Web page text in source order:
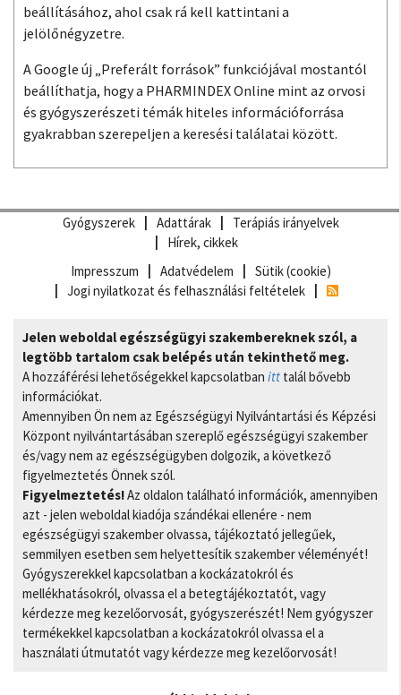
beállításához, ahol csak rá kell kattintani a
jelölőnégyzetre.
A Google új „Preferált források” funkciójával mostantól
beállíthatja, hogy a PHARMINDEX Online mint az orvosi
és gyógyszerészeti témák hiteles információforrása
gyakrabban szerepeljen a keresési találatai között.
Gyógyszerek Adattárak
Terápiás irányelvek
Hírek, cikkek
Impresszum
Adatvédelem
Sütik (cookie)
Jogi nyilatkozat és felhasználási feltételek
Jelen weboldal egészségügyi szakembereknek szól, a
legtöbb tartalom csak belépés után tekinthető meg.
A hozzáférési lehetőségekkel kapcsolatban itt talál bővebb
információkat.
Amennyiben Ön nem az Egészségügyi Nyilvántartási és Képzési
Központ nyilvántartásában szereplő egészségügyi szakember
és/vagy nem az egészségügyben dolgozik, a következő
figyelmeztetés Önnek szól.
Figyelmeztetés!Az oldalon található információk, amennyiben
azt - jelen weboldal kiadója szándékai ellenére - nem
egészségügyi szakember olvassa, tájékoztató jellegűek,
semmilyen esetben sem helyettesítik szakember véleményét!
Gyógyszerekkel kapcsolatban a kockázatokról és
mellékhatásokról, olvassa el a betegtájékoztatót, vagy
kérdezze meg kezelőorvosát, gyógyszerészét! Nem gyógyszer
termékekkel kapcsolatban a kockázatokról olvassa el a
használati útmutatót vagy kérdezze meg kezelőorvosát!